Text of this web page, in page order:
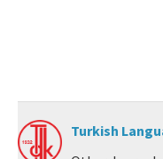
Turkish